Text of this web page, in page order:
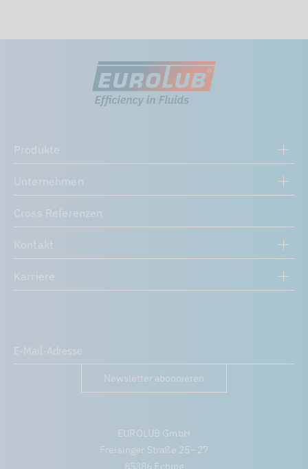
Produkte
Unternehmen
Cross Referenzen
Kontakt
Karriere
Newsletter abonnieren
EUROLUB GmbH
Freisinger Straße 25 – 27
85386 Eching